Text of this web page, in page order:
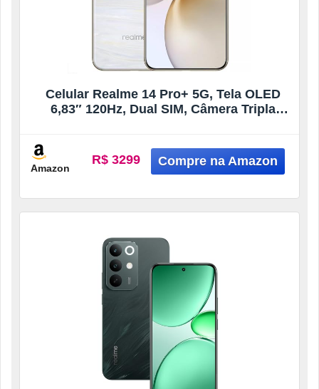
Celular Realme 14 Pro+ 5G, Tela OLED
6,83″ 120Hz, Dual SIM, Câmera Tripla
Amazon
R$ 3299